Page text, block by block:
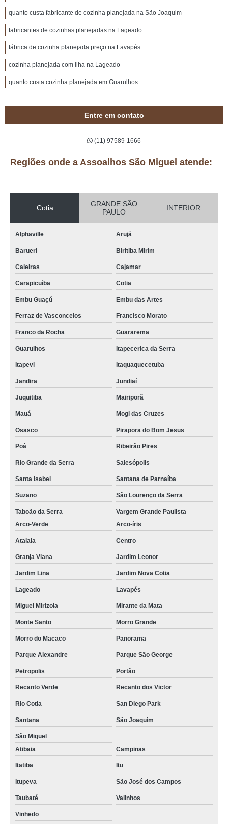
quanto custa fabricante de cozinha planejada na São Joaquim
fabricantes de cozinhas planejadas na Lageado
fábrica de cozinha planejada preço na Lavapés
cozinha planejada com ilha na Lageado
quanto custa cozinha planejada em Guarulhos
Entre em contato
(11) 97589-1666
Regiões onde a Assoalhos São Miguel atende:
Cotia
GRANDE SÃO
PAULO
INTERIOR
Alphaville Arujá
Barueri Biritiba Mirim
Caieiras Cajamar
Carapicuíba Cotia
Embu Guaçú Embu das Artes
Ferraz de Vasconcelos Francisco Morato
Franco da Rocha Guararema
Guarulhos Itapecerica da Serra
Itapevi Itaquaquecetuba
Jandira Jundiaí
Juquitiba Mairiporã
Mauá Mogi das Cruzes
Osasco Pirapora do Bom Jesus
Poá Ribeirão Pires
Rio Grande da Serra Salesópolis
Santa Isabel Santana de Parnaíba
Suzano São Lourenço da Serra
Taboão da Serra
Vargem Grande Paulista
Arco-Verde
Arco-íris
Atalaia Centro
Granja Viana Jardim Leonor
Jardim Lina Jardim Nova Cotia
Lageado Lavapés
Miguel Mirizola Mirante da Mata
Monte Santo Morro Grande
Morro do Macaco Panorama
Parque Alexandre Parque São George
Petropolis Portão
Recanto Verde Recanto dos Victor
Rio Cotia San Diego Park
Santana São Joaquim
São Miguel
Atibaia
Campinas
Itatiba Itu
Itupeva São José dos Campos
Taubaté Valinhos
Vinhedo